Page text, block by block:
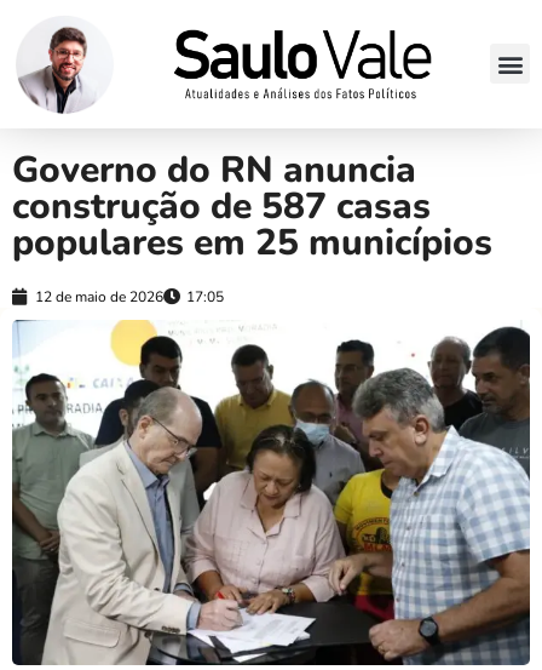
Governo do RN anuncia
construção de 587 casas
populares em 25 municípios
12 de maio de 2026 17:05